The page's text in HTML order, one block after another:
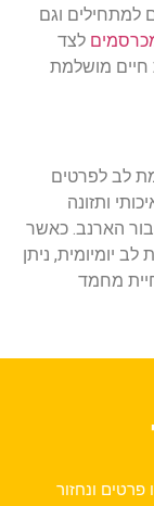
למתחילים וגם
לצד
חיים מושלמת
לב לפרטים
ותזונה
הארנב. כאשר
יומיומית, ניתן
מחמד
ונחזור